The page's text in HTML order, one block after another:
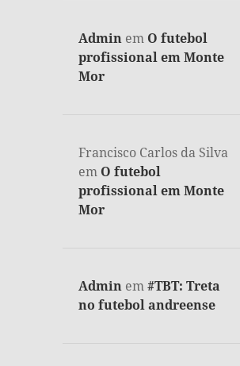
Admin em O futebol
profissional em Monte
Mor
Francisco Carlos da Silva
em O futebol
profissional em Monte
Mor
Admin em#TBT: Treta
no futebol andreense